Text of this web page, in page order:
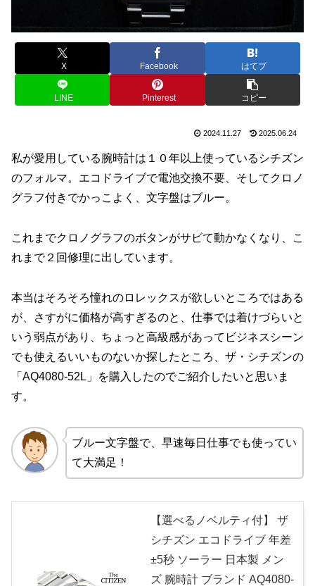
X Facebook はてブ
LINE Pinterest コピー
2024.11.27 2025.06.24
私が愛用している腕時計は１０年以上使っているシチズン
のフォルマ。エコドライブで電池交換不要、そしてクロノ
グラフ付きでかっこよく、文字盤はブルー。
これまでクロノグラフのボタンがサビて動かなくなり、こ
れまで２回修理に出しています。
本当はそろそろ憧れのロレックスが欲しいところではある
が、さすがに価格が高すぎるのと、仕事では着けづらいと
いう弱点があり、ちょっと高級感があってビジネスシーン
でも使えるいいものないか探したところ、ザ・シチズンの
「AQ4080-52L」を購入したのでご紹介したいと思いま
す。
ブルー文字盤で、早速毎日仕事でも使ってい
て大満足！
【選べるノベルティ付】 ザ
シチズン エコドライブ 年差
±5秒 ソーラー 日本製 メン
ズ 腕時計 ブランド AQ4080-